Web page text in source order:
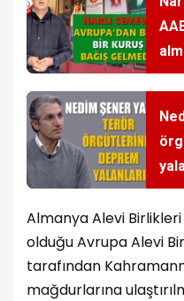
Almanya Alevi
olduğu Avrupa Alevi
tarafından
mağdurlarına